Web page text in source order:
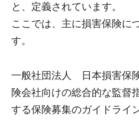
と、定義されています。
ここでは、主に損害保険に
す。
一般社団法人 日本損害保
険会社向けの総合的な監督
する保険募集のガイドライ